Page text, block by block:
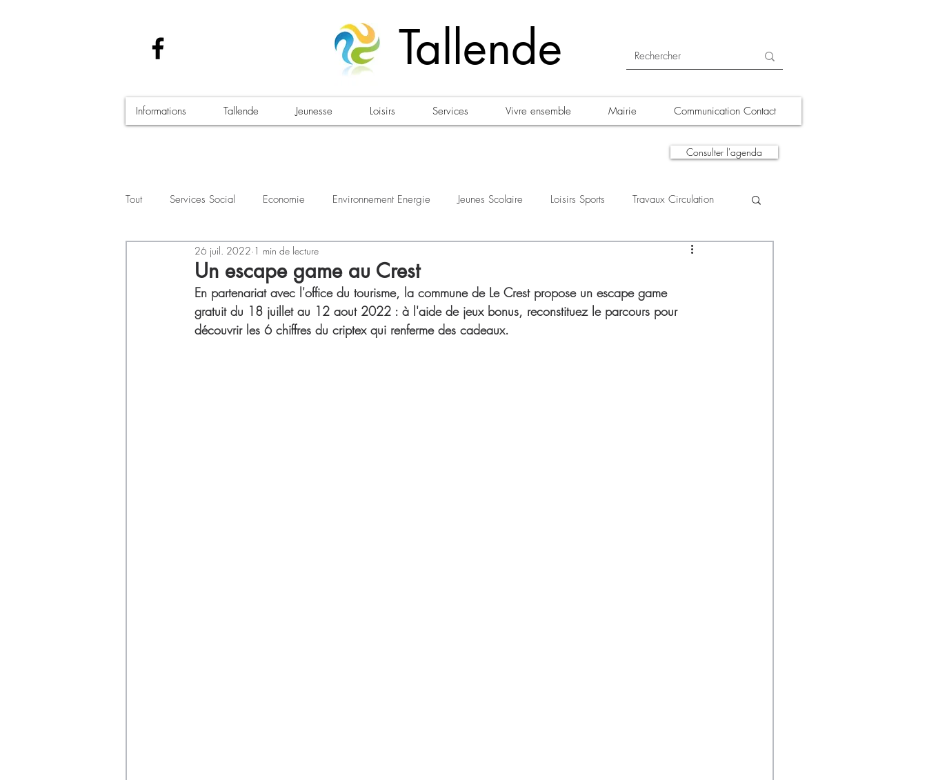
Tallende
Informations Tallende Jeunesse Loisirs Services Vivre ensemble Mairie Communication Contact
Consulter l'agenda
Tout Services Social Economie Environnement Energie Jeunes Scolaire Loisirs Sports Travaux Circulation
Santé - Covid-19 Culture Manifestations A la une
Un escape game au Crest
26 juil. 2022 1 min de lecture
En partenariat avec l'office du tourisme, la commune de Le Crest propose un escape game
gratuit du 18 juillet au 12 aout 2022 : à l'aide de jeux bonus, reconstituez le parcours pour
découvrir les 6 chiffres du criptex qui renferme des cadeaux.